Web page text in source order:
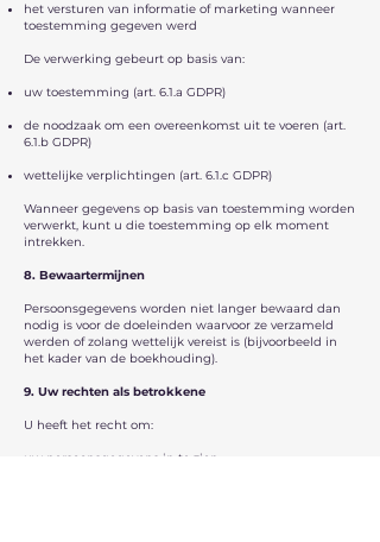
het versturen van informatie of marketing wanneer
toestemming gegeven werd
De verwerking gebeurt op basis van:
uw toestemming (art. 6.1.a GDPR)
de noodzaak om een overeenkomst uit te voeren (art.
6.1.b GDPR)
wettelijke verplichtingen (art. 6.1.c GDPR)
Wanneer gegevens op basis van toestemming worden
verwerkt, kunt u die toestemming op elk moment
intrekken.
8. Bewaartermijnen
Persoonsgegevens worden niet langer bewaard dan
nodig is voor de doeleinden waarvoor ze verzameld
werden of zolang wettelijk vereist is (bijvoorbeeld in
het kader van de boekhouding).
9. Uw rechten als betrokkene
U heeft het recht om:
uw persoonsgegevens in te zien